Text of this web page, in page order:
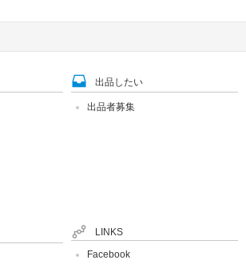
出品したい
出品者募集
LINKS
Facebook